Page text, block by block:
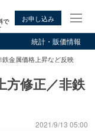
で
お申し込み
統計・販価情報
金属価格上昇など反映
方修正／非鉄
2021/9/13 05:00